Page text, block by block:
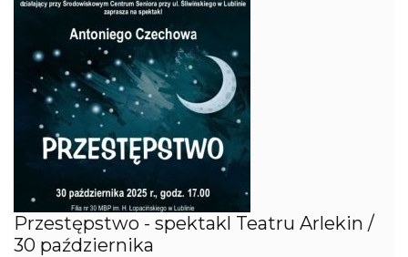
Przestępstwo - spektakl Teatru Arlekin /
30 października